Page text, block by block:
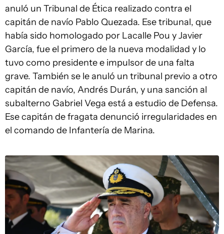
anuló un Tribunal de Ética realizado contra el
capitán de navío Pablo Quezada. Ese tribunal, que
había sido homologado por Lacalle Pou y Javier
García, fue el primero de la nueva modalidad y lo
tuvo como presidente e impulsor de una falta
grave. También se le anuló un tribunal previo a otro
capitán de navío, Andrés Durán, y una sanción al
subalterno Gabriel Vega está a estudio de Defensa.
Ese capitán de fragata denunció irregularidades en
el comando de Infantería de Marina.